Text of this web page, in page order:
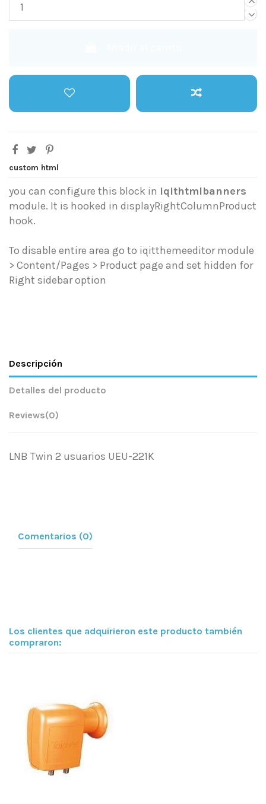
custom html
you can configure this block in iqithtmlbanners
module. It is hooked in displayRightColumnProduct
hook.
To disable entire area go to iqitthemeeditor module
> Content/Pages > Product page and set hidden for
Right sidebar option
Descripción
Detalles del producto
Reviews(0)
LNB Twin 2 usuarios UEU-221K
Comentarios (0)
Los clientes que adquirieron este producto también
compraron: